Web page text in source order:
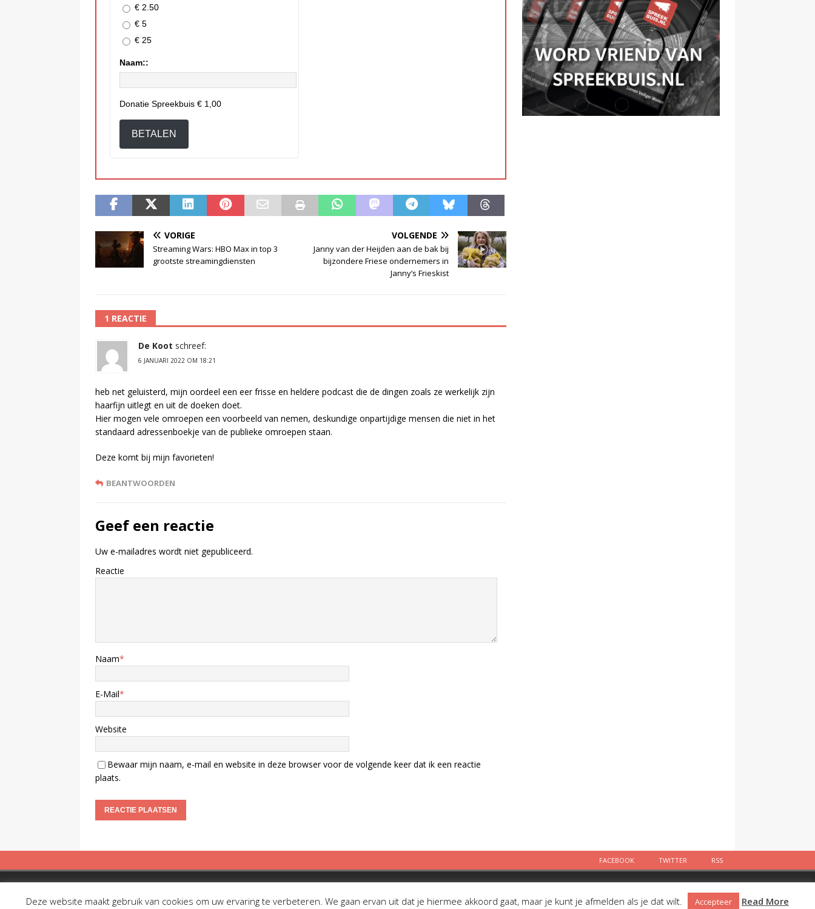
€ 2.50
€ 5
€ 25
Naam::
Donatie Spreekbuis € 1,00
BETALEN
VORIGE
Streaming Wars: HBO Max in top 3
grootste streamingdiensten
VOLGENDE
Janny van der Heijden aan de bak bij
bijzondere Friese ondernemers in
Janny’s Frieskist
1 REACTIE
De Koot schreef:
6 JANUARI 2022 OM 18:21
heb net geluisterd, mijn oordeel een eer frisse en heldere podcast die de dingen zoals ze werkelijk zijn
haarfijn uitlegt en uit de doeken doet.
Hier mogen vele omroepen een voorbeeld van nemen, deskundige onpartijdige mensen die niet in het
standaard adressenboekje van de publieke omroepen staan.
Deze komt bij mijn favorieten!
BEANTWOORDEN
Geef een reactie
Uw e-mailadres wordt niet gepubliceerd.
Reactie
Naam*
E-Mail*
Website
Bewaar mijn naam, e-mail en website in deze browser voor de volgende keer dat ik een reactie
plaats.
FACEBOOK TWITTER RSS
Twitter RSS
Deze website maakt gebruik van cookies om uw ervaring te verbeteren. We gaan ervan uit dat je hiermee akkoord gaat, maar je kunt je afmelden als je dat wilt. Accepteer Read More